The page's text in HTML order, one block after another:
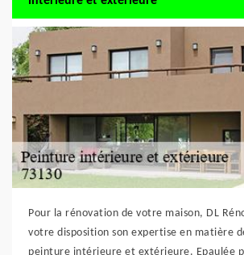
Pour la rénovation de votre maison, DL
votre disposition son expertise en matière
peinture intérieure et extérieure. Epaulée